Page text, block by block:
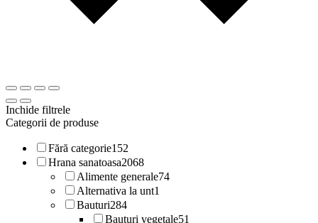
Inchide filtrele
Categorii de produse
Fără categorie152
Hrana sanatoasa2068
Alimente generale74
Alternativa la unt1
Bauturi284
Bauturi vegetale51